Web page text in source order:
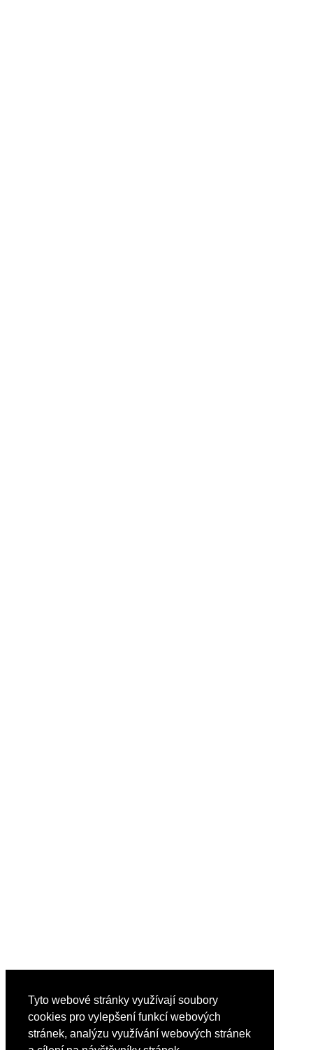
Tyto webové stránky využívají soubory
cookies pro vylepšení funkcí webových
stránek, analýzu využívání webových stránek